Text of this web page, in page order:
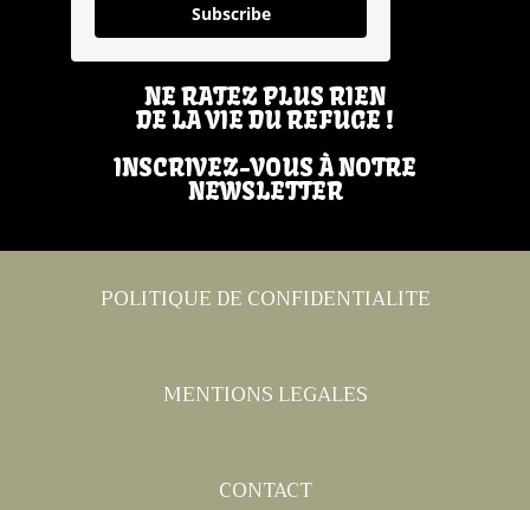
Subscribe
NE RATEZ PLUS RIEN
DE LA VIE DU REFUGE !
INSCRIVEZ-VOUS À NOTRE
NEWSLETTER
POLITIQUE DE CONFIDENTIALITE
MENTIONS LEGALES
CONTACT